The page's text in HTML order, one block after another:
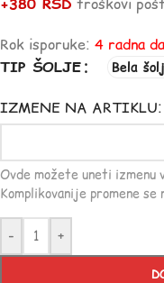
Rok isporuke: 4 radna
TIP ŠOLJE
Bela
IZMENE NA ARTIKLU:
Ovde možete uneti izmenu
Komplikovanije promene se
- +